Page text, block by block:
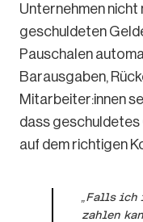
Unternehmen nicht
geschuldeten
Pauschalen
Barausgaben,
Mitarbeiter:innen
dass geschuldetes
auf dem richtigen
„Falls ich
zahlen